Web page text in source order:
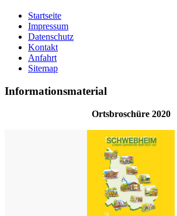
Startseite
Impressum
Datenschutz
Kontakt
Anfahrt
Sitemap
Informationsmaterial
Ortsbroschüre 2020